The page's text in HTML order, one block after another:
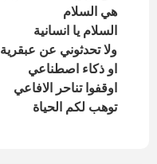
هي السلام
السلام يا انسانية
ولا تحدثوني عن عبقرية
او ذكاء اصطناعي
اوقفوا تناحر الافاعي
توهب لكم الحياة